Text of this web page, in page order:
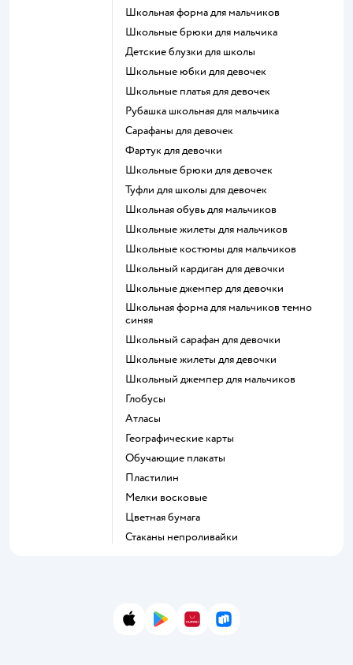
Школьная форма для мальчиков
Школьные брюки для мальчика
Детские блузки для школы
Школьные юбки для девочек
Школьные платья для девочек
Рубашка школьная для мальчика
Сарафаны для девочек
Фартук для девочки
Школьные брюки для девочек
Туфли для школы для девочек
Школьная обувь для мальчиков
Школьные жилеты для мальчиков
Школьные костюмы для мальчиков
Школьный кардиган для девочки
Школьные джемпер для девочки
Школьная форма для мальчиков темно
синяя
Школьный сарафан для девочки
Школьные жилеты для девочки
Школьный джемпер для мальчиков
Глобусы
Атласы
Географические карты
Обучающие плакаты
Пластилин
Мелки восковые
Цветная бумага
Стаканы непроливайки
App StoreGoogle Play
AppGallery
RuStore